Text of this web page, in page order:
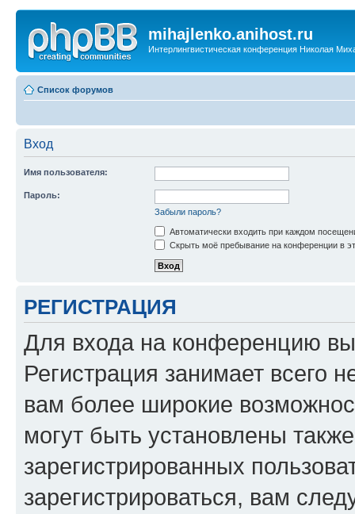
mihajlenko.anihost.ru
Интерлингвистическая конференция Николая
Список форумов
Вход
Имя пользователя:
Пароль:
Забыли пароль?
Автоматически входить при каждом
Скрыть моё пребывание на конференции в
РЕГИСТРАЦИЯ
Для входа на конференцию
Регистрация занимает всего
вам более широкие
могут быть установлены
зарегистрированных
зарегистрироваться, вам